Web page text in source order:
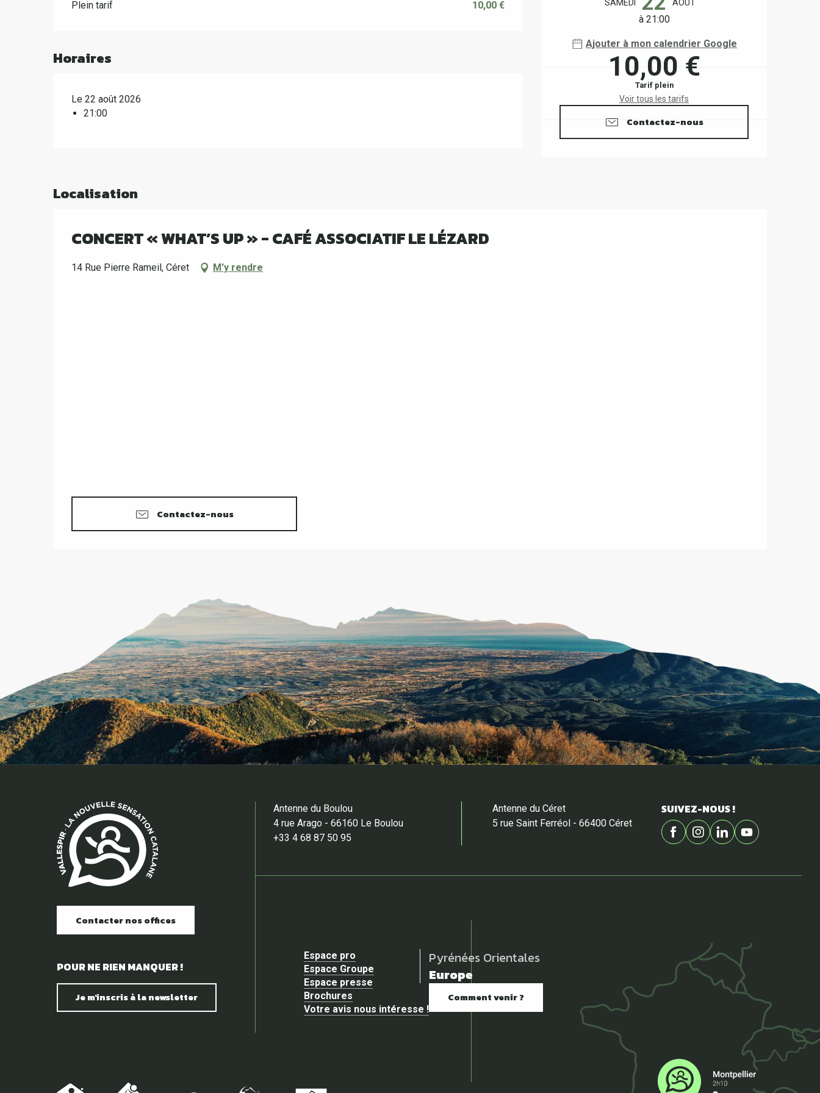
SAMEDI AOÛT
à 21:00
Ajouter à mon calendrier Google
10,00 €
Tarif plein
Voir tous les tarifs
Contactez-nous
Plein tarif 10,00 €
Horaires
Le 22 août 2026
21:00
Localisation
CONCERT « WHAT’S UP » - CAFÉ ASSOCIATIF LE LÉZARD
14 Rue Pierre Rameil, Céret M'y rendre
Contactez-nous
Contacter nos offices
POUR NE RIEN MANQUER !
Je m'inscris à la newsletter
Antenne du Boulou
4 rue Arago - 66160 Le Boulou
+33 4 68 87 50 95
Antenne du Céret
5 rue Saint Ferréol - 66400 Céret
SUIVEZ-NOUS !
Espace pro
Espace Groupe
Espace presse
Brochures
Votre avis nous intéresse !
Pyrénées Orientales
Europe
Comment venir ?